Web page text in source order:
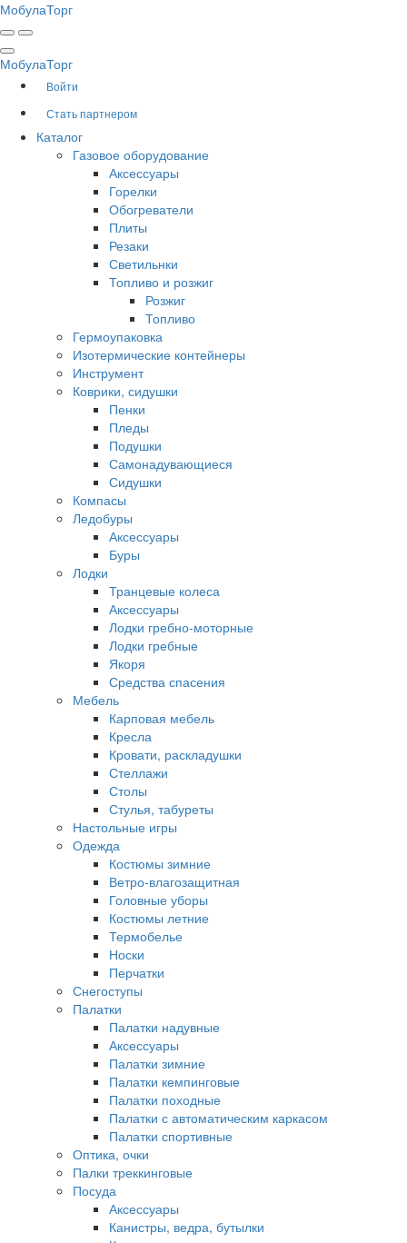
МобулаТорг
МобулаТорг
Войти
Стать партнером
Каталог
Газовое оборудование
Аксессуары
Горелки
Обогреватели
Плиты
Резаки
Светильнки
Топливо и розжиг
Розжиг
Топливо
Гермоупаковка
Изотермические контейнеры
Инструмент
Коврики, сидушки
Пенки
Пледы
Подушки
Самонадувающиеся
Сидушки
Компасы
Ледобуры
Аксессуары
Буры
Лодки
Транцевые колеса
Аксессуары
Лодки гребно-моторные
Лодки гребные
Якоря
Средства спасения
Мебель
Карповая мебель
Кресла
Кровати, раскладушки
Стеллажи
Столы
Стулья, табуреты
Настольные игры
Одежда
Костюмы зимние
Ветро-влагозащитная
Головные уборы
Костюмы летние
Термобелье
Носки
Перчатки
Снегоступы
Палатки
Палатки надувные
Аксессуары
Палатки зимние
Палатки кемпинговые
Палатки походные
Палатки с автоматическим каркасом
Палатки спортивные
Оптика, очки
Палки треккинговые
Посуда
Аксессуары
Канистры, ведра, бутылки